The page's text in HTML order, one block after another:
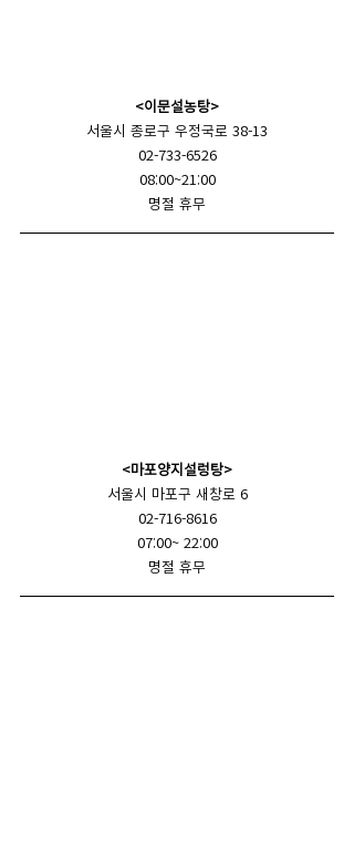
<이문설농탕>
서울시 종로구 우정국로 38-13
02-733-6526
08:00~21:00
명절 휴무
<마포양지설렁탕>
서울시 마포구 새창로 6
02-716-8616
07:00~ 22:00
명절 휴무